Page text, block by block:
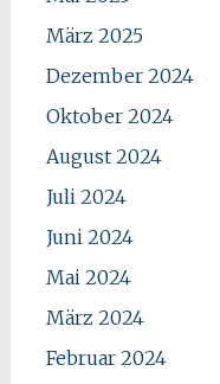
März 2025
Dezember 2024
Oktober 2024
August 2024
Juli 2024
Juni 2024
Mai 2024
März 2024
Februar 2024